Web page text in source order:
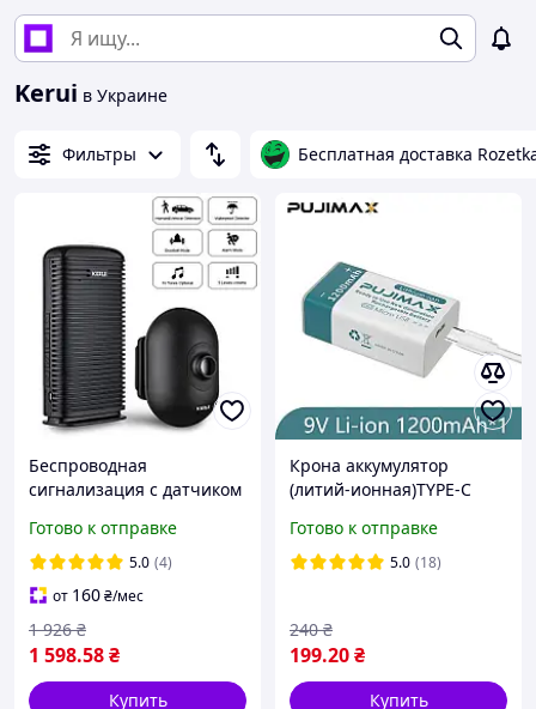
Kerui в Украине
Фильтры Бесплатная доставка
Беспроводная
сигнализация с датчиком
звонок с датчиком
движения
непроницаемым DW09
ДВ9
Готово к отправке
5.0 (4)
от 160₴/мес
1 598.58₴
1 926 ₴
Купить
Крона аккумулятор
(литий-ионная)TYPE-C
Готово к отправке
5.0 (18)
199.20₴
240 ₴
Купить